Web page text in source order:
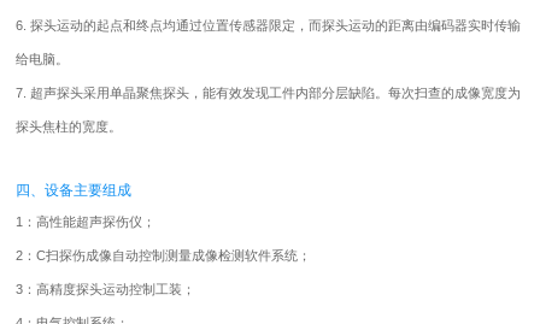
6. 探头运动的起点和终点均通过位置传感器限定，而探头运动的距离由编码器实时传输
给电脑。
7. 超声探头采用单晶聚焦探头，能有效发现工件内部分层缺陷。每次扫查的成像宽度为
探头焦柱的宽度。
四、设备主要组成
1：高性能超声探伤仪；
2：C扫探伤成像自动控制测量成像检测软件系统；
3：高精度探头运动控制工装；